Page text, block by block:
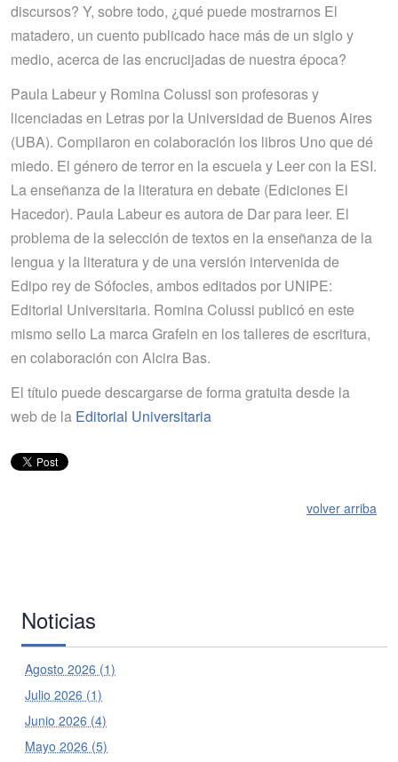
discursos? Y, sobre todo, ¿qué puede mostrarnos El
matadero, un cuento publicado hace más de un siglo y
medio, acerca de las encrucijadas de nuestra época?
Paula Labeur y Romina Colussi son profesoras y
licenciadas en Letras por la Universidad de Buenos Aires
(UBA). Compilaron en colaboración los libros Uno que dé
miedo. El género de terror en la escuela y Leer con la ESI.
La enseñanza de la literatura en debate (Ediciones El
Hacedor). Paula Labeur es autora de Dar para leer. El
problema de la selección de textos en la enseñanza de la
lengua y la literatura y de una versión intervenida de
Edipo rey de Sófocles, ambos editados por UNIPE:
Editorial Universitaria. Romina Colussi publicó en este
mismo sello La marca Grafein en los talleres de escritura,
en colaboración con Alcira Bas.
El título puede descargarse de forma gratuita desde la
web de la Editorial Universitaria
volver arriba
Noticias
Agosto 2026 (1)
Julio 2026 (1)
Junio 2026 (4)
Mayo 2026 (5)